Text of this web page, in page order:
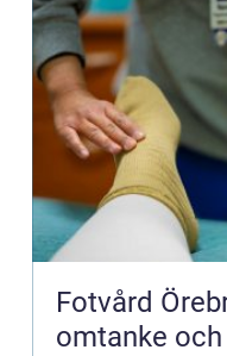
Fotvård Örebro
omtanke